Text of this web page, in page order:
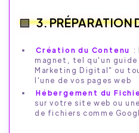
3. PRÉPARATION
Création du Contenu :
magnet, tel qu'un guide
Marketing Digital" ou
l'une de vos pages web
Hébergement du
sur votre site web ou
de fichiers comme